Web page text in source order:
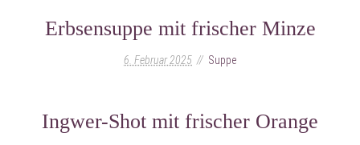
Erbsensuppe mit frischer Minze
6. Februar 2025 Suppe
Ingwer-Shot mit frischer Orange